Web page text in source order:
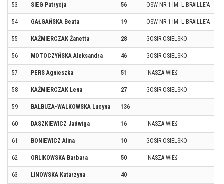
53 SIEG Patrycja 56 OSW NR 1 IM. L.BRAILLE'A
54 GAŁGAŃSKA Beata 19 OSW NR 1 IM. L.BRAILLE'A
55 KAŹMIERCZAK Żanetta 28 GOSIR OSIELSKO
56 MOTOCZYŃSKA Aleksandra 46 GOSIR OSIELSKO
57 PERS Agnieszka 51 'NASZA WIEś'
58 KAŹMIERCZAK Lena 27 GOSIR OSIELSKO
59 BALBUZA-WALKOWSKA Lucyna 136
60 DASZKIEWICZ Jadwiga 16 'NASZA WIEś'
61 BONIEWICZ Alina 10 GOSIR OSIELSKO
62 ORLIKOWSKA Barbara 50 'NASZA WIEś'
63 LINOWSKA Katarzyna 40